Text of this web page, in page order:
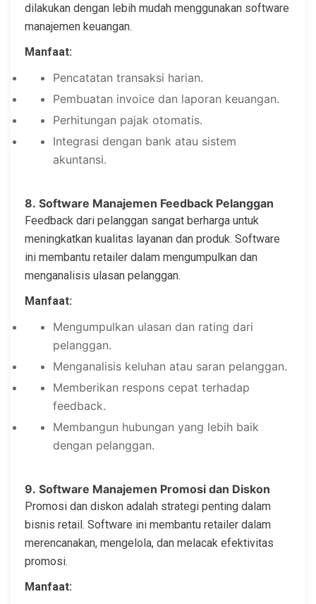
dilakukan dengan lebih mudah menggunakan software
manajemen keuangan.
Manfaat:
Pencatatan transaksi harian.
Pembuatan invoice dan laporan keuangan.
Perhitungan pajak otomatis.
Integrasi dengan bank atau sistem
akuntansi.
8. Software Manajemen Feedback Pelanggan
Feedback dari pelanggan sangat berharga untuk
meningkatkan kualitas layanan dan produk. Software
ini membantu retailer dalam mengumpulkan dan
menganalisis ulasan pelanggan.
Manfaat:
Mengumpulkan ulasan dan rating dari
pelanggan.
Menganalisis keluhan atau saran pelanggan.
Memberikan respons cepat terhadap
feedback.
Membangun hubungan yang lebih baik
dengan pelanggan.
9. Software Manajemen Promosi dan Diskon
Promosi dan diskon adalah strategi penting dalam
bisnis retail. Software ini membantu retailer dalam
merencanakan, mengelola, dan melacak efektivitas
promosi.
Manfaat: